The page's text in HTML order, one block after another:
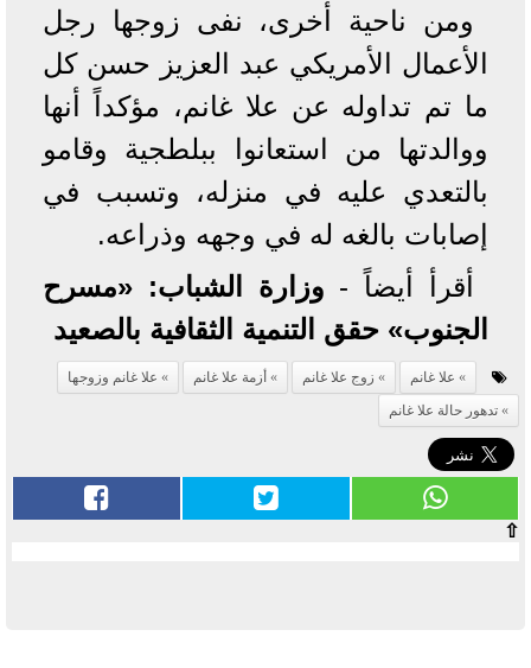
ومن ناحية أخرى، نفى زوجها رجل
الأعمال الأمريكي عبد العزيز حسن كل
ما تم تداوله عن علا غانم، مؤكداً أنها
ووالدتها من استعانوا ببلطجية وقامو
بالتعدي عليه في منزله، وتسبب في
إصابات بالغه له في وجهه وذراعه.
أقرأ أيضاً - وزارة الشباب: «مسرح
الجنوب» حقق التنمية الثقافية بالصعيد
علا غانم زوج علا غانم أزمة علا غانم
علا غانم وزوجها
تدهور حالة علا غانم
⇧